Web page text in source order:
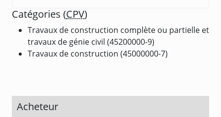
Catégories (CPV)
Travaux de construction complète ou partielle et
travaux de génie civil (45200000-9)
Travaux de construction (45000000-7)
Acheteur